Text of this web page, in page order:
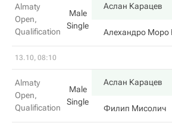
Almaty
Open,
Qualification
Male
Single
Аслан Карацев
Алехандро Моро
13.10, 08:10
Almaty
Open,
Qualification
Male
Single
Аслан Карацев
Филип Мисолич